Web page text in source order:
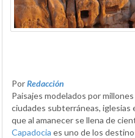
PorRedacción
Paisajes modelados por
ciudades subterráneas, iglesias
que al amanecer se llena de
Capadocia es uno de los